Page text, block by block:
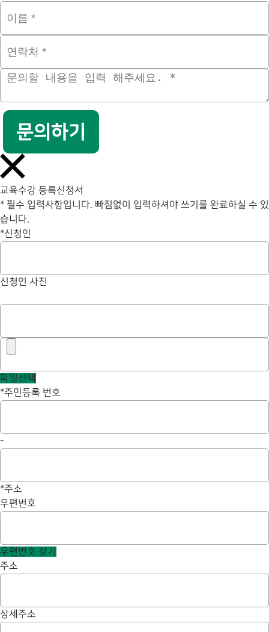
문의하기
교육수강 등록신청서
* 필수 입력사항입니다. 빠짐없이 입력하셔야 쓰기를 완료하실 수 있
습니다.
*신청인
신청인 사진
파일선택
*주민등록 번호
-
*주소
우편번호
우편번호 찾기
주소
상세주소